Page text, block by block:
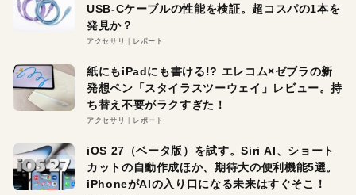
USB-Cケーブルの性能を検証。超コスパの1本を
発見か？
アクセサリ レポート
紙にもiPadにも書ける!? エレコム×ゼブラの新
発想ペン「スタイラスツーウェイ」レビュー。持
ち替え不要がラクすぎた！
アクセサリ レポート
iOS 27（ベータ版）を試す。Siri AI、ショート
カットの自動作成ほか、期待大の便利機能5選。
iPhoneがAIの入り口になる未来はすぐそこ！